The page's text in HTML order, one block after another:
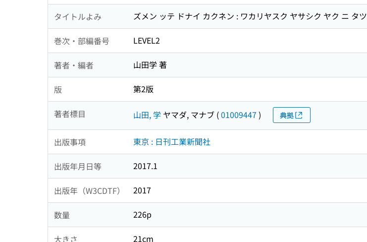
タイトルよみ ズメン ッテ ドナイ カクネン : ワカリヤスク ヤサシク ヤク ニ タツ
巻次・部編番号 LEVEL2
著者・編者 山田学 著
版 第2版
著者標目 山田, 学 ヤマダ, マナブ (01009447 ) 典拠
出版事項 東京 : 日刊工業新聞社
出版年月日等 2017.1
出版年（W3CDTF） 2017
数量 226p
大きさ 21cm